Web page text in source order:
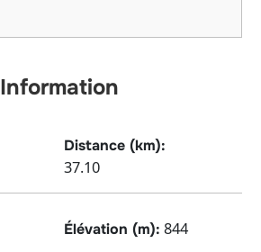
Information
Distance (km):
37.10
Élévation (m): 844